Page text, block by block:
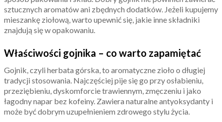
sztucznych aromatów ani zbędnych dodatków. Jeżeli kupujemy
mieszankę ziołową, warto upewnić się, jakie inne składniki
znajdują się w opakowaniu.
Właściwości gojnika – co warto zapamiętać
Gojnik, czyli herbata górska, to aromatyczne zioło o długiej
tradycji stosowania. Najczęściej pije się go przy osłabieniu,
przeziębieniu, dyskomforcie trawiennym, zmęczeniu i jako
łagodny napar bez kofeiny. Zawiera naturalne antyoksydanty i
może być dobrym uzupełnieniem zdrowego stylu życia.